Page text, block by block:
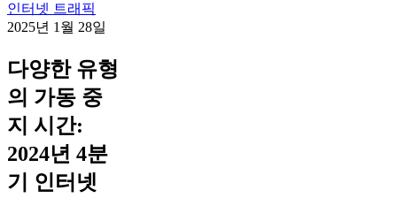
인터넷 트래픽
2025년 1월 28일
다양한 유형
의 가동 중
지 시간:
2024년 4분
기 인터넷